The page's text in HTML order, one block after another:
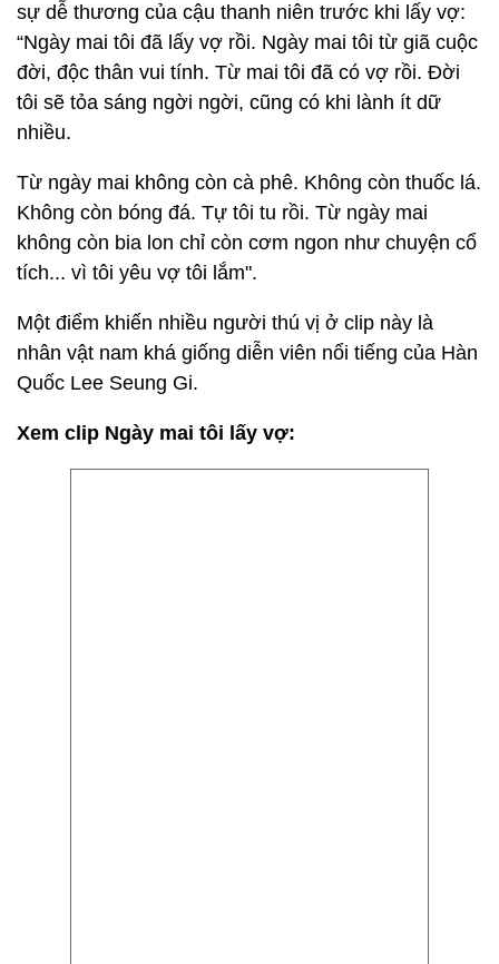
sự dễ thương của cậu thanh niên trước khi lấy vợ:
“Ngày mai tôi đã lấy vợ rồi. Ngày mai tôi từ giã cuộc
đời, độc thân vui tính. Từ mai tôi đã có vợ rồi. Đời
tôi sẽ tỏa sáng ngời ngời, cũng có khi lành ít dữ
nhiều.
Từ ngày mai không còn cà phê. Không còn thuốc lá.
Không còn bóng đá. Tự tôi tu rồi. Từ ngày mai
không còn bia lon chỉ còn cơm ngon như chuyện cổ
tích... vì tôi yêu vợ tôi lắm".
Một điểm khiến nhiều người thú vị ở clip này là
nhân vật nam khá giống diễn viên nổi tiếng của Hàn
Quốc Lee Seung Gi.
Xem clip Ngày mai tôi lấy vợ: